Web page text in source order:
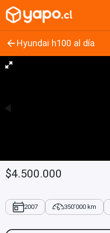
Hyundai h100 al día
$4.500.000
2007 350'000 km